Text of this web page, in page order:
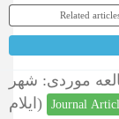
Related
موردی: شهر
ایلام)
Journal